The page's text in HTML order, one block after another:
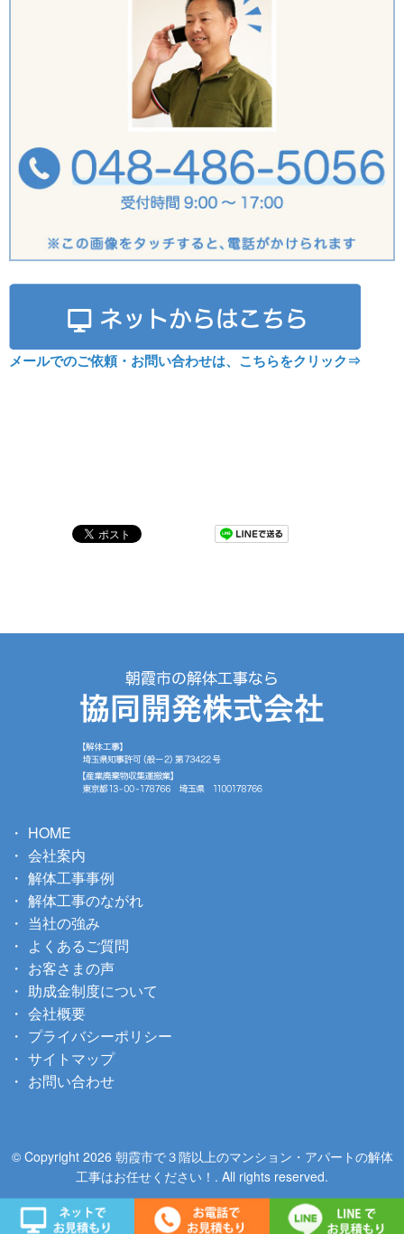
メールでのご依頼・お問い合わせは、こちらをクリック⇒
HOME
会社案内
解体工事事例
解体工事のながれ
当社の強み
よくあるご質問
お客さまの声
助成金制度について
会社概要
プライバシーポリシー
サイトマップ
お問い合わせ
© Copyright 2026 朝霞市で３階以上のマンション・アパートの解体
工事はお任せください！. All rights reserved.